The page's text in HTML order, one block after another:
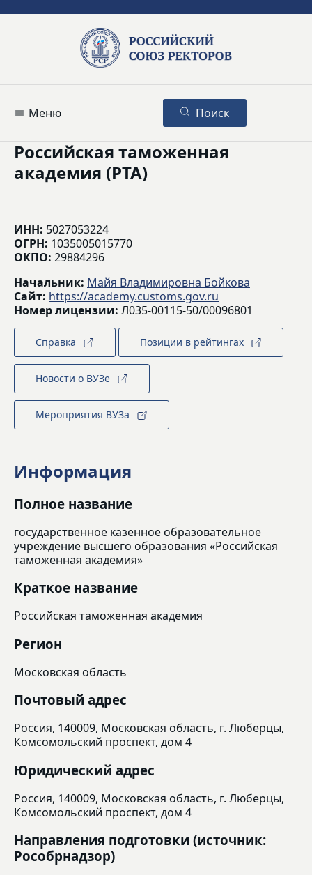
Меню Поиск
Российская таможенная
академия (РТА)
ИНН: 5027053224
ОГРН: 1035005015770
ОКПО: 29884296
Начальник: Майя Владимировна Бойкова
Сайт: https://academy.customs.gov.ru
Номер лицензии: Л035-00115-50/00096801
Справка Позиции в рейтингах
Новости о ВУЗе
Мероприятия ВУЗа
Информация
Полное название
государственное казенное образовательное
учреждение высшего образования «Российская
таможенная академия»
Краткое название
Российская таможенная академия
Регион
Московская область
Почтовый адрес
Россия, 140009, Московская область, г. Люберцы,
Комсомольский проспект, дом 4
Юридический адрес
Россия, 140009, Московская область, г. Люберцы,
Комсомольский проспект, дом 4
Направления подготовки (источник:
Рособрнадзор)